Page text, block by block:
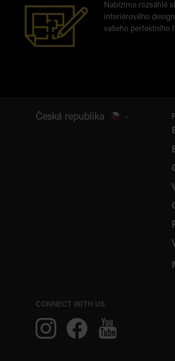
Nabízíme rozsáhlé
interiérového
vašeho perfektního
Česká republika
CONNECT WITH US